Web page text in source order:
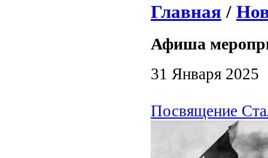
Главная /
Афиша
31 Января 2025
Посвящение